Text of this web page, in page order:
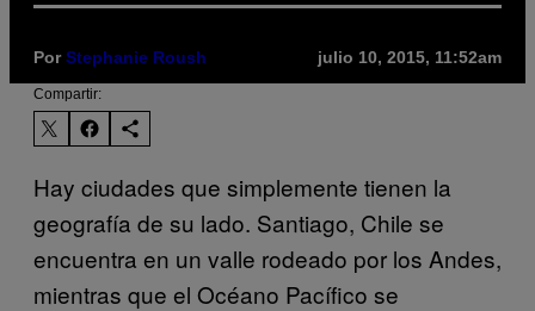
PorStephanie Roush julio 10, 2015, 11:52am
Compartir:
Hay ciudades que simplemente tienen la
geografía de su lado. Santiago, Chile se
encuentra en un valle rodeado por los Andes,
mientras que el Océano Pacífico se